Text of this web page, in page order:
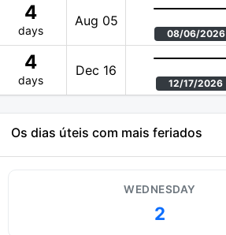
4
days
Aug 05
08/06/2026
4
days
Dec 16
12/17/2026
Os dias úteis com mais feriados
WEDNESDAY
2